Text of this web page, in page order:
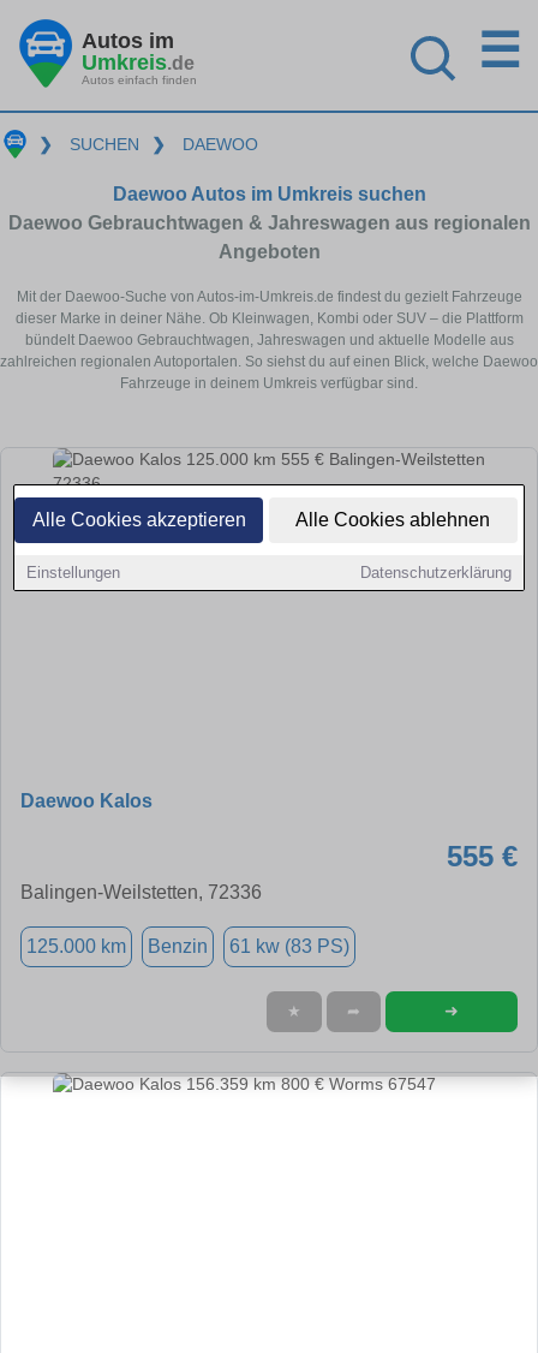
Alle Cookies akzeptieren Alle Cookies ablehnen
Einstellungen Datenschutzerklärung
Autos im
Umkreis.de
Autos einfach finden
☰
❯ SUCHEN ❯ DAEWOO
Daewoo Autos im Umkreis suchen
Daewoo Gebrauchtwagen & Jahreswagen aus regionalen
Angeboten
Mit der Daewoo-Suche von Autos-im-Umkreis.de findest du gezielt Fahrzeuge
dieser Marke in deiner Nähe. Ob Kleinwagen, Kombi oder SUV – die Plattform
bündelt Daewoo Gebrauchtwagen, Jahreswagen und aktuelle Modelle aus
zahlreichen regionalen Autoportalen. So siehst du auf einen Blick, welche Daewoo
Fahrzeuge in deinem Umkreis verfügbar sind.
Daewoo Kalos
555 €
Balingen-Weilstetten, 72336
125.000 km Benzin 61 kw (83 PS)
★ ➦ ➜